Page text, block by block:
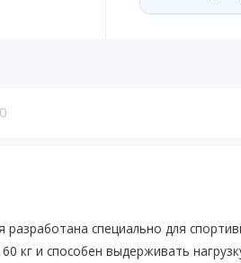
0
специально для
кг и способен выдерживать